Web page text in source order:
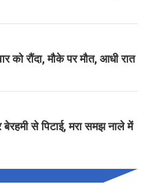
को रौंदा, मौके पर मौत, आधी रात
से पिटाई, मरा समझ नाले में